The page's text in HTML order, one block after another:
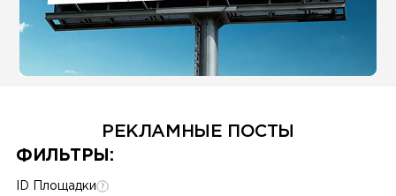
РЕКЛАМНЫЕ ПОСТЫ
Some SEO Title
ФИЛЬТРЫ:
ID Площадки